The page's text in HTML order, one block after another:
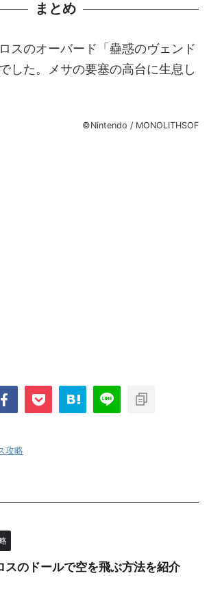
まとめ
スのオーバード「蠱惑のヴェンド
した。メサの要塞の高台に生息し
©Nintendo / MONOLITHSOF
攻略
スのドールで空を飛ぶ方法を紹介